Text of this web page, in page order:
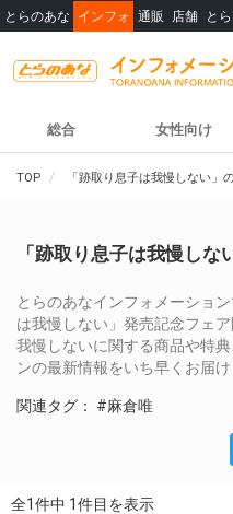
とらのあな インフォ 通販 店舗 と
総合 女性向け
TOP 「跡取り息子は我慢しない」
「跡取り息子は我慢しな
とらのあなインフォメーショ
は我慢しない」発売記念フェ
我慢しないに関する商品や特
ンの最新情報をいち早くお届け
関連タグ： #麻倉唯
全1件中 1件目を表示